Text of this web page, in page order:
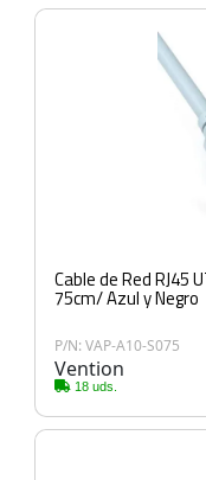
Cable de Red RJ45
75cm/ Azul y Negro
P/N: VAP-A10-S075
Vention
18 uds.